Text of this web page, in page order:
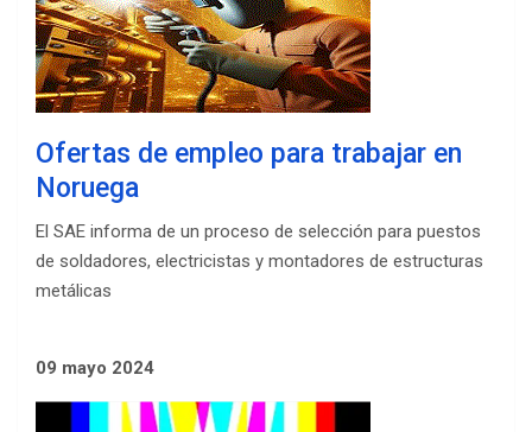
Ofertas de empleo para trabajar en
Noruega
El SAE informa de un proceso de selección para puestos
de soldadores, electricistas y montadores de estructuras
metálicas
09 mayo 2024